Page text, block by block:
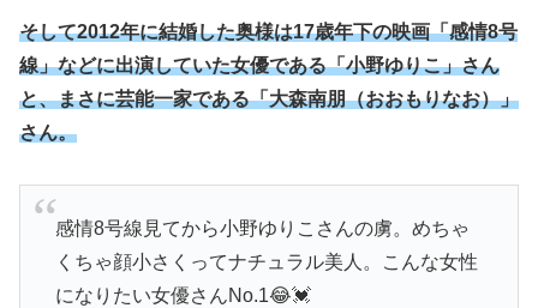
そして2012年に結婚した奥様は17歳年下の映画「感情8号
線」などに出演していた女優である「小野ゆりこ」さん
と、まさに芸能一家である「大森南朋（おおもりなお）」
さん。
感情8号線見てから小野ゆりこさんの虜。めちゃ
くちゃ顔小さくってナチュラル美人。こんな女性
になりたい女優さんNo.1😂💓